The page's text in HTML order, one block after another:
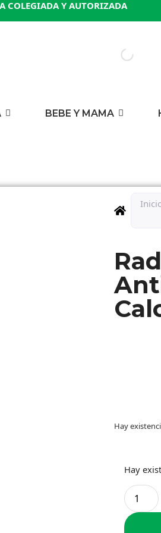
COLEGIADA Y AUTORIZADA
BEBE Y MAMA
Hay
Hay